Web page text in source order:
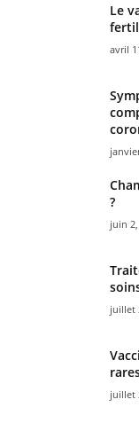
Le
avril
?
juin 2,
juillet
juillet